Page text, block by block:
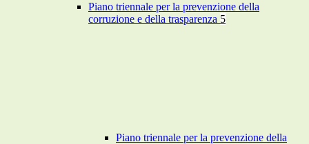
Piano triennale per la prevenzione della
corruzione e della trasparenza 5
Piano triennale per la prevenzione della